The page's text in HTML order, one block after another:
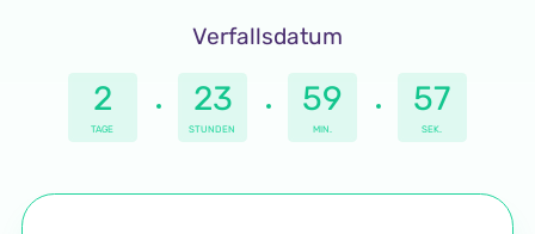
Verfallsdatum
2
TAGE
23
STUNDEN
59
MIN.
57
SEK.